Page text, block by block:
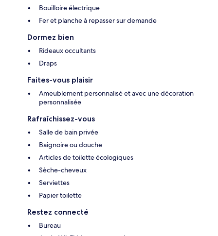
Bouilloire électrique
Fer et planche à repasser sur demande
Dormez bien
Rideaux occultants
Draps
Faites-vous plaisir
Ameublement personnalisé et avec une décoration
personnalisée
Rafraîchissez-vous
Salle de bain privée
Baignoire ou douche
Articles de toilette écologiques
Sèche-cheveux
Serviettes
Papier toilette
Restez connecté
Bureau